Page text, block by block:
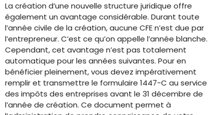
La création d’une nouvelle structure juridique offre
également un avantage considérable. Durant toute
l’année civile de la création, aucune CFE n’est due par
l’entrepreneur. C’est ce qu’on appelle l’année blanche.
Cependant, cet avantage n’est pas totalement
automatique pour les années suivantes. Pour en
bénéficier pleinement, vous devez impérativement
remplir et transmettre le formulaire 1447-C au service
des impôts des entreprises avant le 31 décembre de
l’année de création. Ce document permet à